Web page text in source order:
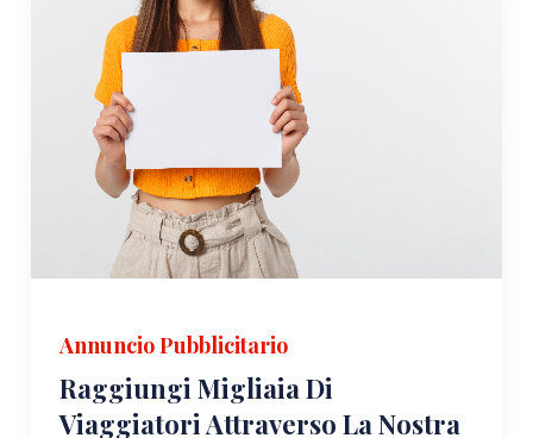
Annuncio Pubblicitario
Raggiungi Migliaia Di
Viaggiatori Attraverso La Nostra